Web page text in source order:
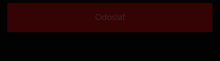
Odoslať